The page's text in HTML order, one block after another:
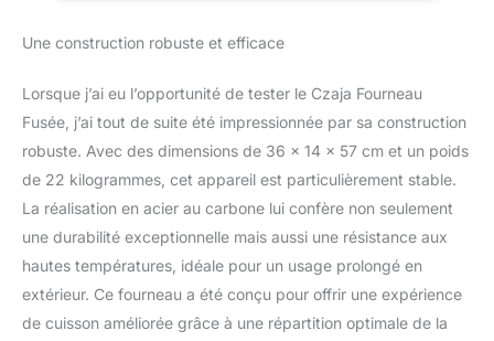
Allemagne
POLYVALENTES : Ce
de divers matériaux
combustibles tels que le
bois, le charbon de
et les granulés, ce qui le
rend flexible. 🔥Système
d'emboîtement compact
: le système
d'emboîtement innovant
permet un rangement
peu encombrant et un
Une construction robuste et efficace
Lorsque j’ai eu l’opportunité de tester le Czaja Fourneau
Fusée, j’ai tout de suite été impressionnée par sa construction
robuste. Avec des dimensions de 36 x 14 x 57 cm et un poids
de 22 kilogrammes, cet appareil est particulièrement stable.
La réalisation en acier au carbone lui confère non seulement
une durabilité exceptionnelle mais aussi une résistance aux
hautes températures, idéale pour un usage prolongé en
extérieur. Ce fourneau a été conçu pour offrir une expérience
de cuisson améliorée grâce à une répartition optimale de la